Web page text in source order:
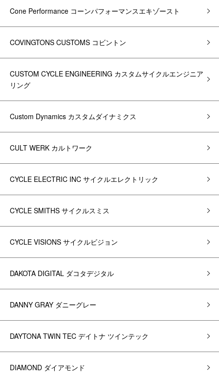
Cone Performance コーンパフォーマンスエキゾースト
COVINGTONS CUSTOMS コビントン
CUSTOM CYCLE ENGINEERING カスタムサイクルエンジニア
リング
Custom Dynamics カスタムダイナミクス
CULT WERK カルトワーク
CYCLE ELECTRIC INC サイクルエレクトリック
CYCLE SMITHS サイクルスミス
CYCLE VISIONS サイクルビジョン
DAKOTA DIGITAL ダコタデジタル
DANNY GRAY ダニーグレー
DAYTONA TWIN TEC デイトナ ツインテック
DIAMOND ダイアモンド